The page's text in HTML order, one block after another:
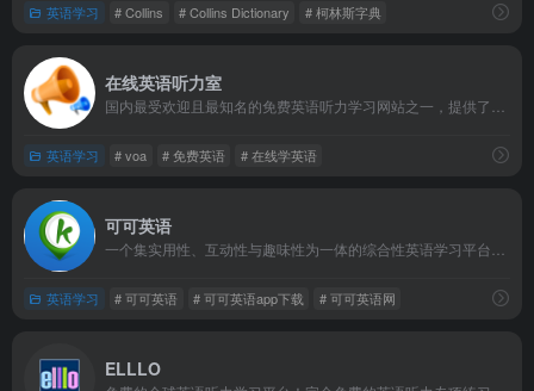
英语学习 # Collins # Collins Dictionary # 柯林斯字典
在线英语听力室
英语学习 # voa # 免费英语 # 在线学英语
可可英语
英语学习 # 可可英语 # 可可英语app下载 # 可可英语网
ELLLO